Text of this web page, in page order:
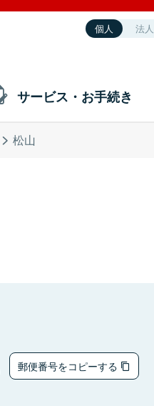
個人 法人
サービス・お手続き
松山
郵便番号をコピーする